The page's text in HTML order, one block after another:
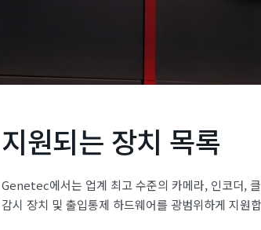
지원되는 장치 목록
Genetec에서는 업계 최고 수준의 카메라, 인코더,
감시 장치 및 출입통제 하드웨어를 광범위하게 지원